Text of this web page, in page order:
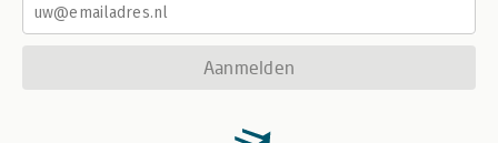
Aanmelden